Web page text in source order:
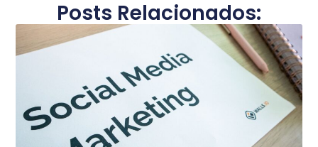
Posts Relacionados: